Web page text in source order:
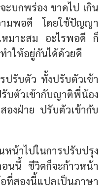
ะบกพร่อง ขาดไป เกิน
ามพอดี โดยใช้ปัญญา
หมาะสม อะไรพอดี ก็
ำให้อยู่กันได้ด้วยดี
ปรับตัว ทั้งปรับตัวเข้า
ตัวเข้ากับญาติพี่น้อง
งฝ่าย ปรับตัวเข้ากับ
น้าไปในการปรับปรุง
นนี้ ชีวิตก็จะก้าวหน้า
ที่สองนี้แปลเป็นภาษา